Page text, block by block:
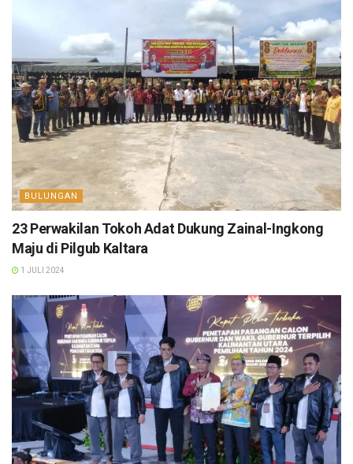
BULUNGAN
23 Perwakilan Tokoh Adat Dukung Zainal-Ingkong
Maju di Pilgub Kaltara
1 JULI 2024